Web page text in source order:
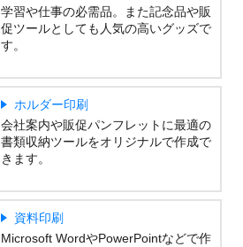
学習や仕事の必需品。また記念品や販
促ツールとしても人気の高いグッズで
す。
ホルダー印刷
会社案内や販促パンフレットに最適の
書類収納ツールをオリジナルで作成で
きます。
資料印刷
Microsoft WordやPowerPointなどで作